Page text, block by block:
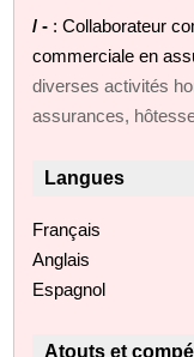
/ - : Collaborateur
commerciale en
diverses activités
assurances,
Langues
Français
Anglais
Espagnol
Atouts et